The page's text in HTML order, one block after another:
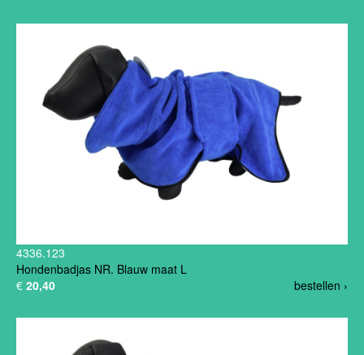
4336.123
Hondenbadjas NR. Blauw maat L
bestellen ›
€ 20,40